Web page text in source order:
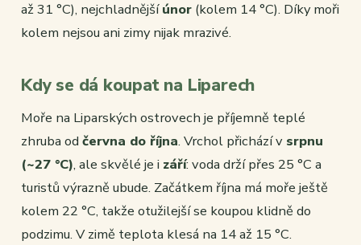
až 31 °C), nejchladnějšíúnor (kolem 14 °C). Díky moři
kolem nejsou ani zimy nijak mrazivé.
Kdy se dá koupat na Liparech
Moře na Liparských ostrovech je příjemně teplé
zhruba od června do října. Vrchol přichází v srpnu
(~27 °C), ale skvělé je i září: voda drží přes 25 °C a
turistů výrazně ubude. Začátkem října má moře ještě
kolem 22 °C, takže otužilejší se koupou klidně do
podzimu. V zimě teplota klesá na 14 až 15 °C.